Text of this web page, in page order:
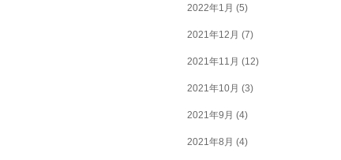
2022年1月 (5)
2021年12月 (7)
2021年11月 (12)
2021年10月 (3)
2021年9月 (4)
2021年8月 (4)